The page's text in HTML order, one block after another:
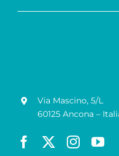
Via Mascino, 5/L
60125 Ancona –